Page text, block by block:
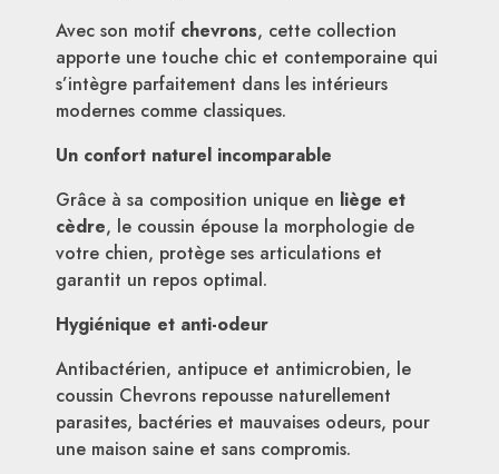
Avec son motif chevrons, cette collection
apporte une touche chic et contemporaine qui
s’intègre parfaitement dans les intérieurs
modernes comme classiques.
Un confort naturel incomparable
Grâce à sa composition unique en liège et
cèdre, le coussin épouse la morphologie de
votre chien, protège ses articulations et
garantit un repos optimal.
Hygiénique et anti-odeur
Antibactérien, antipuce et antimicrobien, le
coussin Chevrons repousse naturellement
parasites, bactéries et mauvaises odeurs, pour
une maison saine et sans compromis.